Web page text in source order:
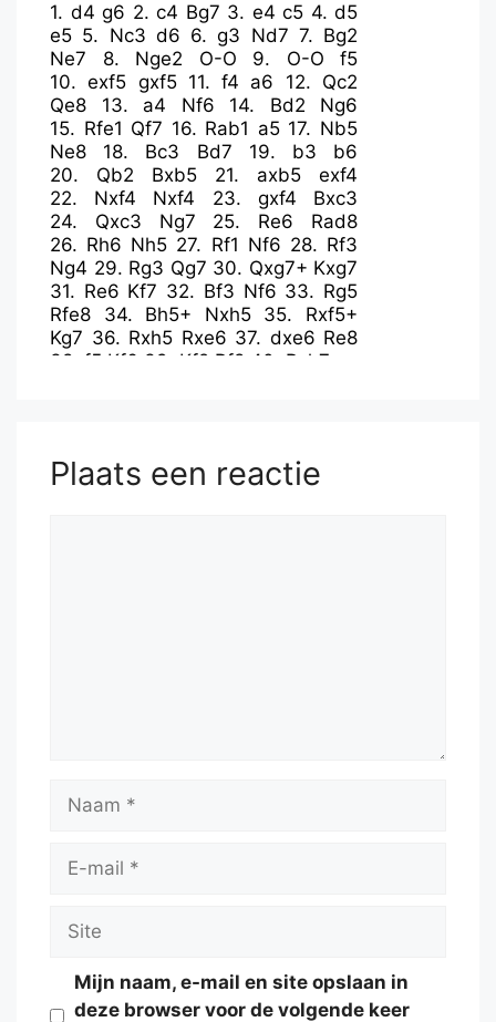
1. d4 g6 2. c4 Bg7 3. e4 c5 4. d5
e5 5. Nc3 d6 6.g3 Nd7 7. Bg2
Ne7
8. Nge2 O-O 9. O-O
f5
10.exf5 gxf5 11.f4 a6 12. Qc2
Qe8
13. a4 Nf6 14. Bd2
Ng6
15. Rfe1 Qf7 16. Rab1 a5 17. Nb5
Ne8
18. Bc3 Bd7 19. b3
b6
20. Qb2 Bxb5 21. axb5
exf4
22. Nxf4 Nxf4 23. gxf4
Bxc3
24. Qxc3 Ng7 25. Re6
Rad8
26. Rh6 Nh5 27. Rf1 Nf6 28. Rf3
Ng4 29. Rg3 Qg7 30. Qxg7+ Kxg7
31. Re6 Kf7 32. Bf3 Nf6 33. Rg5
Rfe8
34. Bh5+ Nxh5 35. Rxf5+
Kg7 36. Rxh5 Rxe6 37. dxe6 Re8
38. f5 Kf6 39. Kf2 Rf8 40. Rxh7
Plaats een reactie
Naam
Site
Mijn naam, e-mail en site opslaan in
deze browser voor de volgende keer